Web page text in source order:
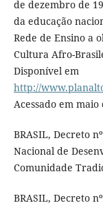
de dezembro de
da educação
Rede de Ensino a
Cultura Afro-
Disponível em
http://
Acessado em maio
BRASIL, Decreto
Nacional de
Comunidade
BRASIL, Decreto